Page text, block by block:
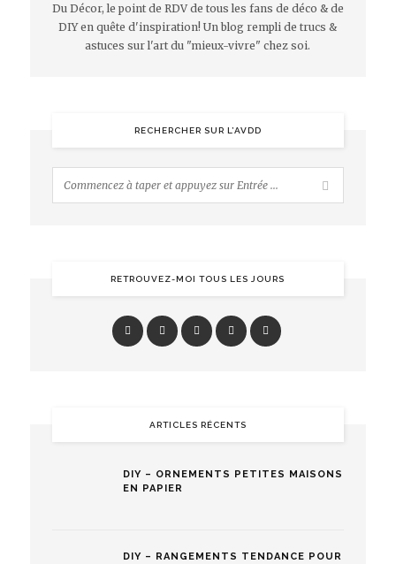
Du Décor, le point de RDV de tous les fans de déco & de
DIY en quête d'inspiration! Un blog rempli de trucs &
astuces sur l'art du "mieux-vivre" chez soi.
RECHERCHER SUR L’AVDD
RETROUVEZ-MOI TOUS LES JOURS
ARTICLES RÉCENTS
DIY – ORNEMENTS PETITES MAISONS
EN PAPIER
DIY – RANGEMENTS TENDANCE POUR